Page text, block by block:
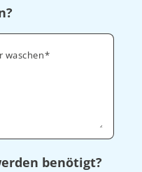
waschen
benötigt?